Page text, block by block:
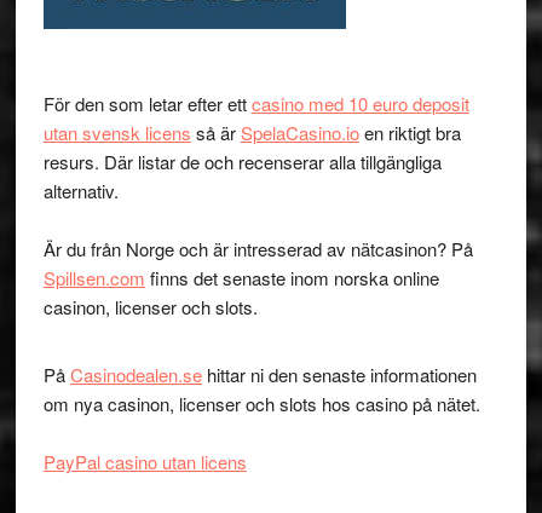
För den som letar efter ettcasino med 10 euro deposit
utan svensk licens så ärSpelaCasino.ioen riktigt bra
resurs. Där listar de och recenserar alla tillgängliga
alternativ.
Är du från Norge och är intresserad av nätcasinon? På
Spillsen.com finns det senaste inom norska online
casinon, licenser och slots.
PåCasinodealen.sehittar ni den senaste informationen
om nya casinon, licenser och slots hos casino på nätet.
PayPal casino utan licens